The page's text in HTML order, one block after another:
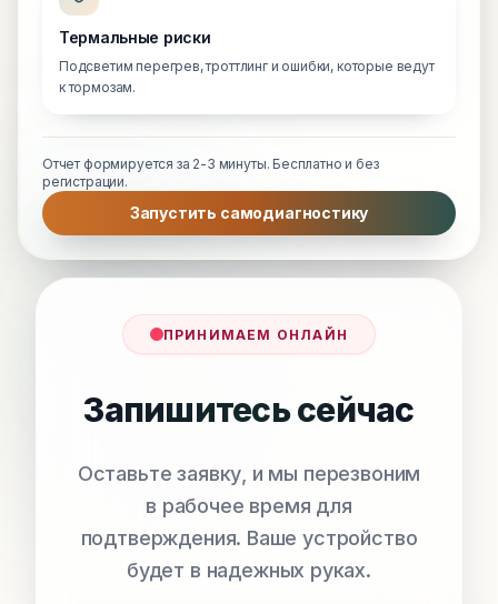
Термальные риски
Подсветим перегрев, троттлинг и ошибки, которые ведут
к тормозам.
Отчет формируется за 2-3 минуты. Бесплатно и без
регистрации.
Запустить самодиагностику
ПРИНИМАЕМ ОНЛАЙН
Запишитесь сейчас
Оставьте заявку, и мы перезвоним
в рабочее время для
подтверждения. Ваше устройство
будет в надежных руках.